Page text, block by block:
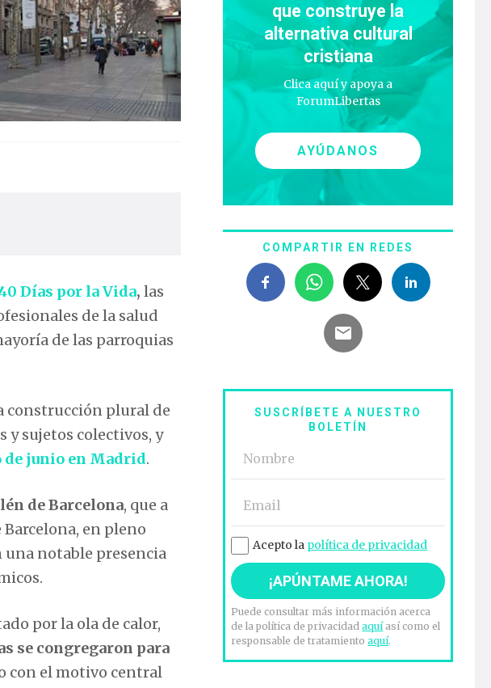
Días por la Vida, las
de la salud
de las parroquias
construcción plural de
y sujetos colectivos, y
de junio en Madrid.
de Barcelona, que a
en pleno
una notable presencia
por la ola de calor,
se congregaron para
con el motivo central
que construye la
alternativa cultural
cristiana
Clica aquí y apoya a
ForumLibertas
AYÚDANOS
COMPARTIR EN REDES
SUSCRÍBETE A NUESTRO
BOLETÍN
Acepto la política de privacidad
Puede consultar más información acerca
de la política de privacidadaquíasí como el
responsable de tratamientoaquí.